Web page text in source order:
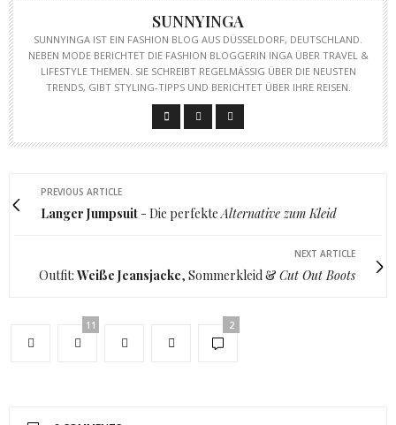
SUNNYINGA
SUNNYINGA IST EIN FASHION BLOG AUS DÜSSELDORF, DEUTSCHLAND.
NEBEN MODE BERICHTET DIE FASHION BLOGGERIN INGA ÜBER TRAVEL &
LIFESTYLE THEMEN. SIE SCHREIBT REGELMÄSSIG ÜBER DIE NEUSTEN T
RENDS, GIBT STYLING-TIPPS UND BERICHTET ÜBER IHRE REISEN.
PREVIOUS ARTICLE
Langer Jumpsuit - Die perfekteAlternative zum Kleid
NEXT ARTICLE
Outfit: Weiße Jeansjacke, Sommerkleid & Cut Out Boots
11 2